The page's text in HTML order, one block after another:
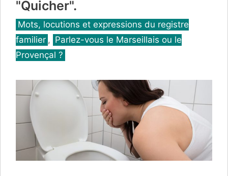
"Quicher".
Catégories
Mots, locutions et expressions du registre
familier , Parlez-vous le Marseillais ou le
Provençal ?